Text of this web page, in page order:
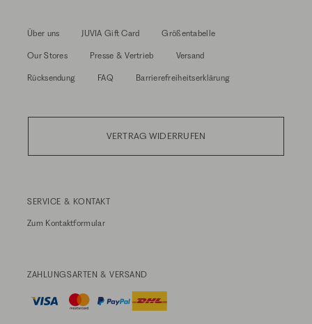
Über uns JUVIA Gift Card Größentabelle
Our Stores Presse & Vertrieb Versand
Rücksendung FAQ Barrierefreiheitserklärung
VERTRAG WIDERRUFEN
SERVICE & KONTAKT
Zum Kontaktformular
ZAHLUNGSARTEN & VERSAND